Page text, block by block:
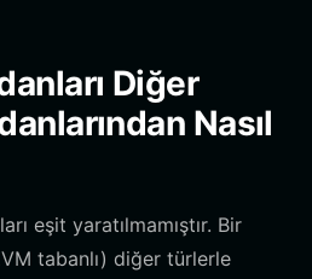
Diğer
Nasıl
eşit yaratılmamıştır. Bir
tabanlı) diğer türlerle